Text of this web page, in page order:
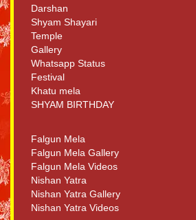
Darshan
Shyam Shayari
Temple
Gallery
Whatsapp Status
Festival
Khatu mela
SHYAM BIRTHDAY
Falgun Mela
Falgun Mela Gallery
Falgun Mela Videos
Nishan Yatra
Nishan Yatra Gallery
Nishan Yatra Videos